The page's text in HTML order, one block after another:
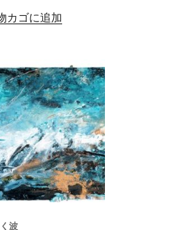
カゴに追加
波